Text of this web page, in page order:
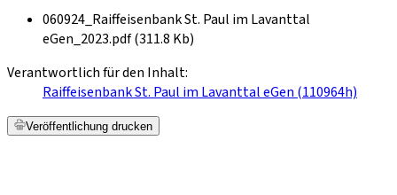
060924_Raiffeisenbank St. Paul im Lavanttal
eGen_2023.pdf (311.8 Kb)
Verantwortlich für den Inhalt:
Raiffeisenbank St. Paul im Lavanttal eGen (110964h)
Veröffentlichung drucken